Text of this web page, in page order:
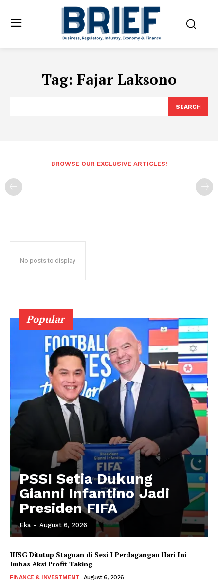
Tag: Fajar Laksono
SEARCH
BROWSE OUR EXCLUSIVE ARTICLES!
No posts to display
Popular
PSSI Setia Dukung
Gianni Infantino Jadi
Presiden FIFA
Eka - August 6, 2026
IHSG Ditutup Stagnan di Sesi I Perdagangan Hari Ini
Imbas Aksi Profit Taking
FINANCE & INVESTMENT August 6, 2026